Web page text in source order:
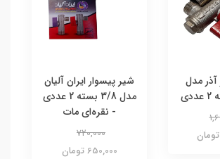
مدل
شیر پیسوار ایران آلیان
مدل 3/8 بسته 2 عددی
- نقره‌ای مات
720,000
650,000 تومان